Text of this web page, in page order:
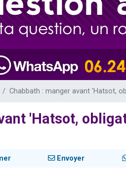
viennent de nous rejoindre sur
Il reste 49 places pour étudier en groupe
nouvelles musiques dans Torah-Box
viennent de nous rejoindre sur
Chabbath : manger avant 'Hatsot,
'Hatsot,
Envoyer